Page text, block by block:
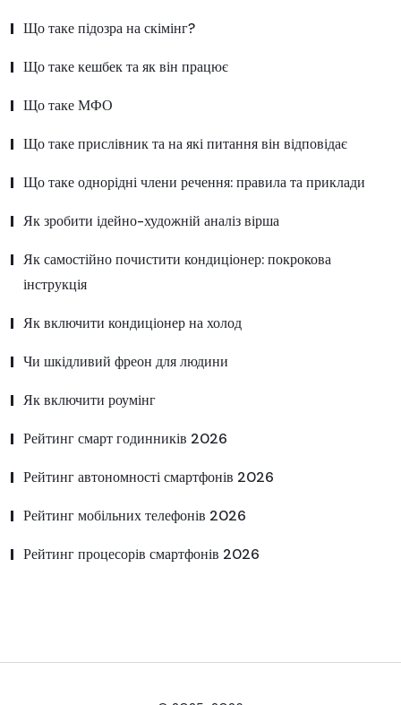
Що таке підозра на скімінг?
Що таке кешбек та як він працює
Що таке МФО
Що таке прислівник та на які питання він відповідає
Що таке однорідні члени речення: правила та приклади
Як зробити ідейно-художній аналіз вірша
Як самостійно почистити кондиціонер: покрокова
інструкція
Як включити кондиціонер на холод
Чи шкідливий фреон для людини
Як включити роумінг
Рейтинг смарт годинників 2026
Рейтинг автономності смартфонів 2026
Рейтинг мобільних телефонів 2026
Рейтинг процесорів смартфонів 2026